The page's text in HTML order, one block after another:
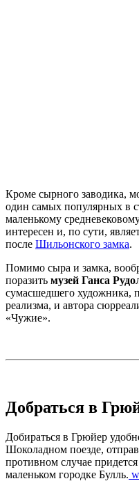
Кроме сырного заводика,
один самых популярных в
маленькому
интересен и, по сути,
после Шильонского замка.
Помимо сыра и замка,
поразить музей Ганса
сумасшедшего художника,
реализма, и автора
«Чужие».
Добраться в
Добираться в Грюйер
Шоколадном поезде,
противном случае
маленьком городке Булль.